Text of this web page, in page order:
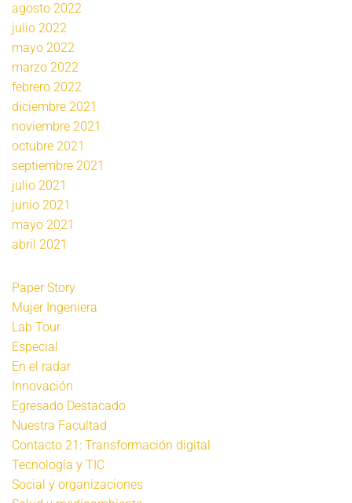
agosto 2022
julio 2022
mayo 2022
marzo 2022
febrero 2022
diciembre 2021
noviembre 2021
octubre 2021
septiembre 2021
julio 2021
junio 2021
mayo 2021
abril 2021
Paper Story
Mujer Ingeniera
Lab Tour
Especial
En el radar
Innovación
Egresado Destacado
Nuestra Facultad
Contacto 21: Transformación digital
Tecnología y TIC
Social y organizaciones